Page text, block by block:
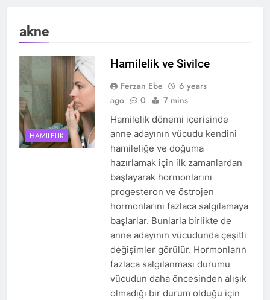
akne
HAMILELIK
Hamilelik ve Sivilce
Ferzan Ebe
6 years
ago
0 7 mins
Hamilelik dönemi içerisinde
anne adayının vücudu kendini
hamileliğe ve doğuma
hazırlamak için ilk zamanlardan
başlayarak hormonlarını
progesteron ve östrojen
hormonlarını fazlaca salgılamaya
başlarlar. Bunlarla birlikte de
anne adayının vücudunda çeşitli
değişimler görülür. Hormonların
fazlaca salgılanması durumu
vücudun daha öncesinden alışık
olmadığı bir durum olduğu için